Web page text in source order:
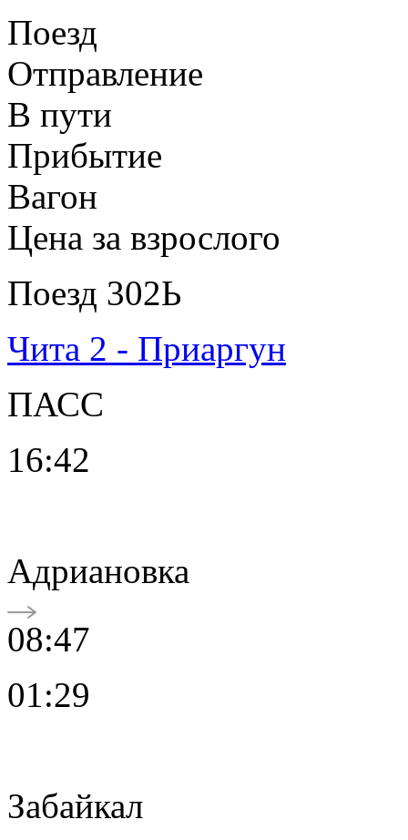
Поезд
Отправление
В пути
Прибытие
Вагон
Цена за взрослого
Поезд 302Ь
Чита 2 - Приаргун
ПАСС
16:42
Адриановка
08:47
01:29
Забайкал